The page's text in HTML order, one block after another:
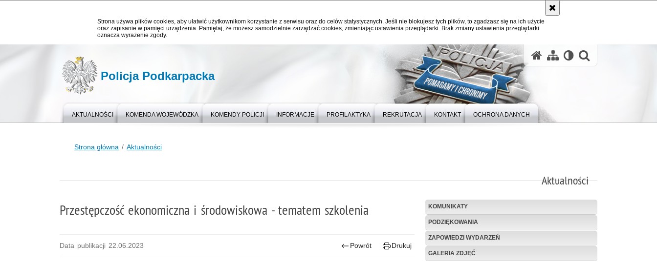
Strona używa plików cookies, aby ułatwić użytkownikom korzystanie z serwisu oraz do celów statystycznych. Jeśli nie blokujesz tych plików, to zgadzasz się na ich użycie
oraz zapisanie w pamięci urządzenia. Pamiętaj, że możesz samodzielnie zarządzać cookies, zmieniając ustawienia przeglądarki. Brak zmiany ustawienia przeglądarki
oznacza wyrażenie zgody.
Policja Podkarpacka
AKTUALNOŚCI KOMENDA WOJEWÓDZKA KOMENDY POLICJI INFORMACJE PROFILAKTYKA REKRUTACJA KONTAKT OCHRONA DANYCH
Strona główna Aktualności
Aktualności
Przestępczość ekonomiczna i środowiskowa - tematem szkolenia
Data publikacji 22.06.2023 Powrót Drukuj
KOMUNIKATY
PODZIĘKOWANIA
ZAPOWIEDZI WYDARZEŃ
GALERIA ZDJĘĆ